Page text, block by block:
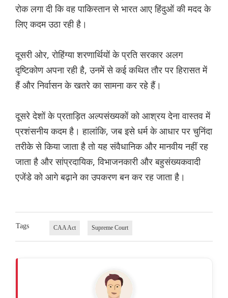
रोक लगा दी कि वह पाकिस्तान से भारत आए हिंदुओं की मदद के
लिए कदम उठा रही है।
दूसरी ओर, रोहिंग्या शरणार्थियों के प्रति सरकार अलग
दृष्टिकोण अपना रही है, उनमें से कई कथित तौर पर हिरासत में
हैं और निर्वासन के खतरे का सामना कर रहे हैं।
दूसरे देशों के प्रताड़ित अल्पसंख्यकों को आश्रय देना वास्तव में
प्रशंसनीय कदम है। हालांकि, जब इसे धर्म के आधार पर चुनिंदा
तरीके से किया जाता है तो यह संवैधानिक और मानवीय नहीं रह
जाता है और सांप्रदायिक, विभाजनकारी और बहुसंख्यकवादी
एजेंडे को आगे बढ़ाने का उपकरण बन कर रह जाता है।
Tags CAA Act Supreme Court